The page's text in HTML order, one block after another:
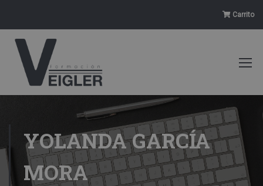
Carrito
YOLANDA GARCÍA
MORA